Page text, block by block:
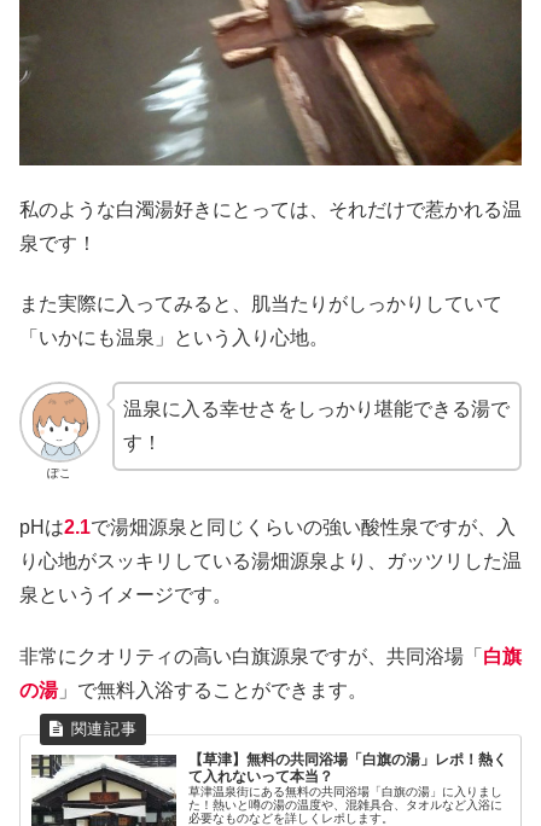
私のような白濁湯好きにとっては、それだけで惹かれる温
泉です！
また実際に入ってみると、肌当たりがしっかりしていて
「いかにも温泉」という入り心地。
ぽこ
温泉に入る幸せさをしっかり堪能できる湯で
す！
pHは2.1で湯畑源泉と同じくらいの強い酸性泉ですが、入
り心地がスッキリしている湯畑源泉より、ガッツリした温
泉というイメージです。
非常にクオリティの高い白旗源泉ですが、共同浴場「 白旗
の湯」で無料入浴することができます。
【草津】無料の共同浴場「白旗の湯」レポ！熱く
て入れないって本当？
草津温泉街にある無料の共同浴場「白旗の湯」に入りまし
た！熱いと噂の湯の温度や、混雑具合、タオルなど入浴に
必要なものなどを詳しくレポします。